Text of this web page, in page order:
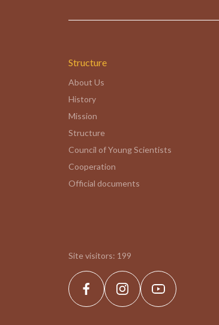
Structure
About Us
History
Mission
Structure
Council of Young Scientists
Cooperation
Official documents
Site visitors: 199